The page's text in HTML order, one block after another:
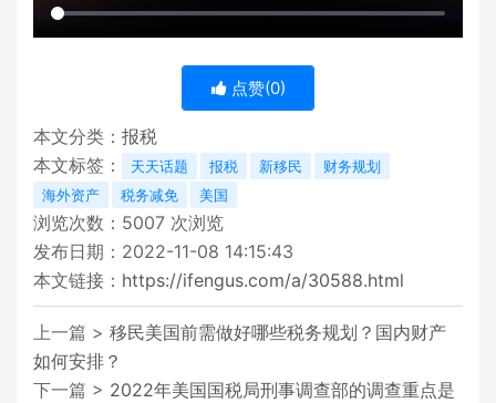
点赞(0)
本文分类： 报税
本文标签：
天天话题 报税 新移民
财务规划
海外资产
税务减免 美国
浏览次数： 5007 次浏览
发布日期：2022-11-08 14:15:43
本文链接： https://ifengus.com/a/30588.html
上一篇 > 移民美国前需做好哪些税务规划？国内财产
如何安排？
下一篇 > 2022年美国国税局刑事调查部的调查重点是